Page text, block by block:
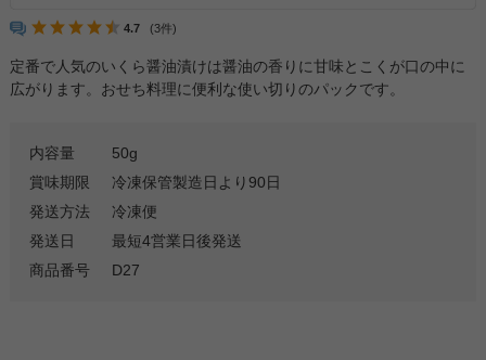
4.7 (3件)
定番で人気のいくら醤油漬けは醤油の香りに甘味とこくが口の中に
広がります。おせち料理に便利な使い切りのパックです。
内容量
50g
賞味期限
冷凍保管製造日より90日
発送方法
冷凍便
発送日
最短4営業日後発送
商品番号
D27